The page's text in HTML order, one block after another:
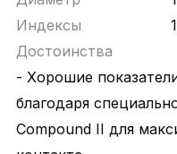
Индексы
Достоинства
- Хорошие
благодаря
Compound II для